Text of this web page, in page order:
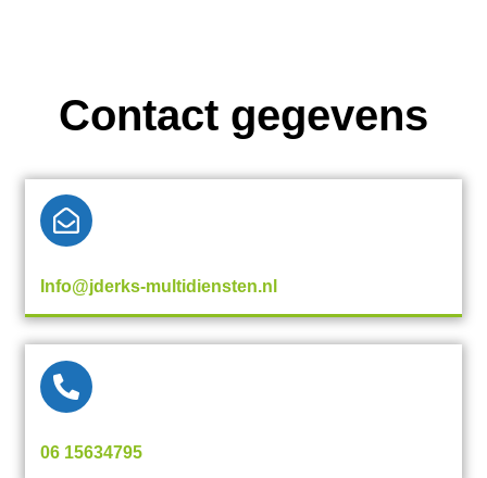
Contact gegevens
Info@jderks-multidiensten.nl
06 15634795